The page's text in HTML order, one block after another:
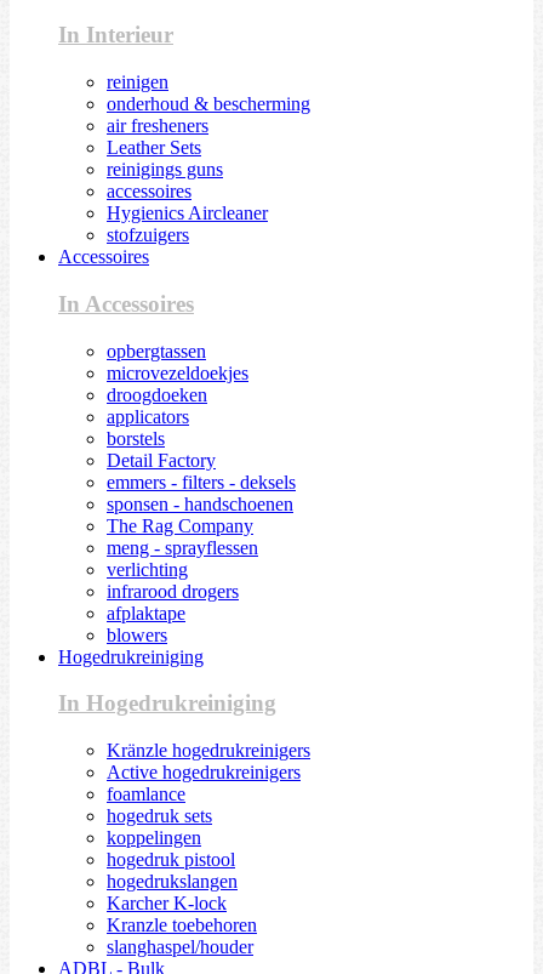
In Interieur
reinigen
onderhoud & bescherming
air fresheners
Leather Sets
reinigings guns
accessoires
Hygienics Aircleaner
stofzuigers
Accessoires
In Accessoires
opbergtassen
microvezeldoekjes
droogdoeken
applicators
borstels
Detail Factory
emmers - filters - deksels
sponsen - handschoenen
The Rag Company
meng - sprayflessen
verlichting
infrarood drogers
afplaktape
blowers
Hogedrukreiniging
In Hogedrukreiniging
Kränzle hogedrukreinigers
Active hogedrukreinigers
foamlance
hogedruk sets
koppelingen
hogedruk pistool
hogedrukslangen
Karcher K-lock
Kranzle toebehoren
slanghaspel/houder
ADBL - Bulk